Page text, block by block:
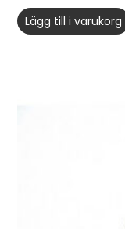
Lägg till i varukorg